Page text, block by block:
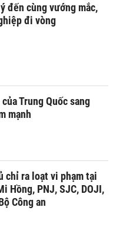
đến cùng vướng mắc,
đi vòng
Trung Quốc sang
mạnh
chỉ ra loạt vi phạm tại
Hồng, PNJ, SJC, DOJI,
Công an